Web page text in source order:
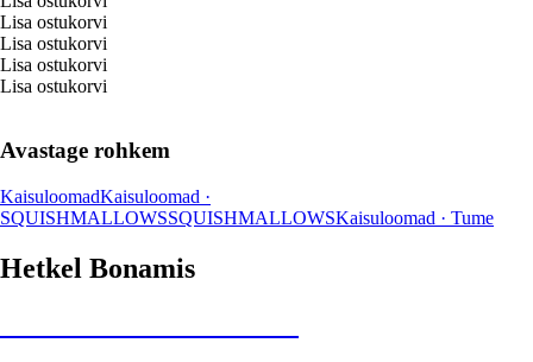
Lisa ostukorvi
Lisa ostukorvi
Lisa ostukorvi
Lisa ostukorvi
Avastage rohkem
KaisuloomadKaisuloomad ·
SQUISHMALLOWSSQUISHMALLOWSKaisuloomad · Tume
Hetkel Bonamis